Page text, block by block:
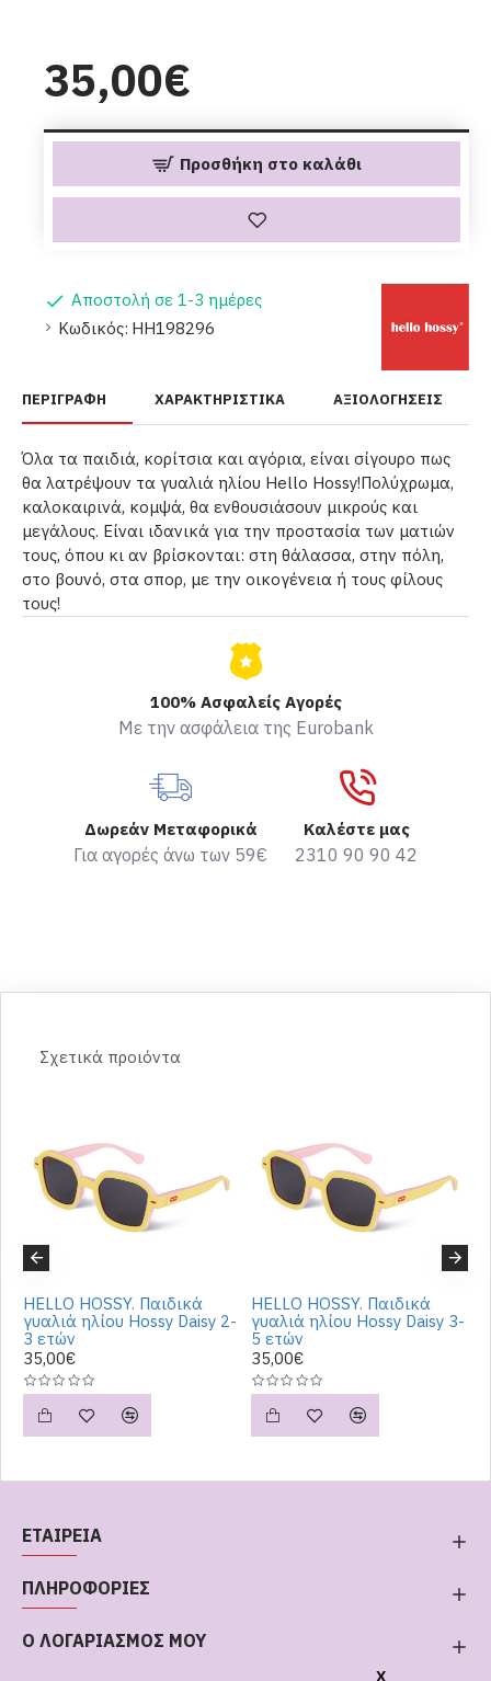
X
Αποστολή σε 1-3 ημέρες
Κωδικός: HH198296
35,00€
Προσθήκη στο καλάθι
100% Ασφαλείς Αγορές
Με την ασφάλεια της Eurobank
Δωρεάν Μεταφορικά
Για αγορές άνω των 59€
Καλέστε μας
2310 90 90 42
ΠΕΡΙΓΡΑΦΉ ΧΑΡΑΚΤΗΡΙΣΤΙΚΆ ΑΞΙΟΛΟΓΉΣΕΙΣ
Όλα τα παιδιά, κορίτσια και αγόρια, είναι σίγουρο πως
θα λατρέψουν τα γυαλιά ηλίου Hello Hossy!Πολύχρωμα,
καλοκαιρινά, κομψά, θα ενθουσιάσουν μικρούς και
μεγάλους. Είναι ιδανικά για την προστασία των ματιών
τους, όπου κι αν βρίσκονται: στη θάλασσα, στην πόλη,
στο βουνό, στα σπορ, με την οικογένεια ή τους φίλους
τους!
Σχετικά προιόντα
HELLO HOSSY. Παιδικά
γυαλιά ηλίου Hossy Daisy 2-
3 ετών
35,00€
HELLO HOSSY. Παιδικά
γυαλιά ηλίου Hossy Daisy 3-
5 ετών
35,00€
ΕΤΑΙΡΕΙΑ
ΠΛΗΡΟΦΟΡΙΕΣ
Ο ΛΟΓΑΡΙΑΣΜΟΣ ΜΟΥ